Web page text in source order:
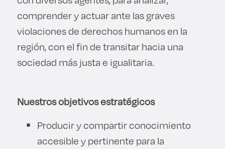
Derecho
Prepa ITESO
Sustentabilidad
comprender y actuar ante las graves
violaciones de derechos humanos en la
región, con el fin de transitar hacia una
sociedad más justa e igualitaria.
Nuestros objetivos estratégicos
Producir y compartir conocimiento
accesible y pertinente para la